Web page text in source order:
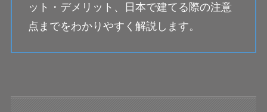
ット・デメリット、日本で建てる際の注意
点までをわかりやすく解説します。